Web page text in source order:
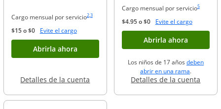
Cargo mensual por servicio
Enlace en la misma página a la referencia a pie de página
2,
Enlace en la misma página a la referencia a pie de página
3
$15 o $0 Evite el cargoAbre superposición
Abrirla ahoraAbre superposición
Detalles de la cuenta Abre en una ventana nueva
Cargo mensual por servicio5
$4.95 o $0 Evite el cargoAbre
Abrirla ahoraAbre
Los niños de 17 años deben
abrir en una ramaAbre en
.
Detalles de la cuenta